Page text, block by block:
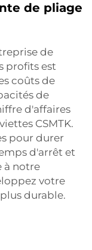
de pliage
de
profits est
coûts de
de
d'affaires
CSMTK.
pour durer
d'arrêt et
à notre
votre
durable.